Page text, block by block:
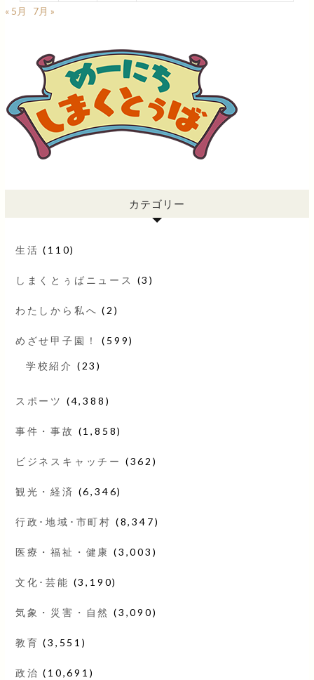
« 5月
7月 »
カテゴリー
生活 (110)
しまくとぅばニュース (3)
わたしから私へ (2)
めざせ甲子園！ (599)
学校紹介 (23)
スポーツ (4,388)
事件・事故 (1,858)
ビジネスキャッチー (362)
観光・経済 (6,346)
行政･地域･市町村 (8,347)
医療・福祉・健康 (3,003)
文化･芸能 (3,190)
気象・災害・自然 (3,090)
教育 (3,551)
政治 (10,691)